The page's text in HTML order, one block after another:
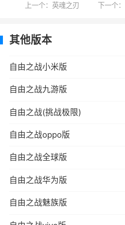
毒扩散，兽族人经历了亡灵
全部变成了不死生物，自由
灵的天下。
后来，热爱和平和生命
与不死战斗，净化整个世
界以后，又与世无争地退回
由之战大陆上战斗期间，受
生下了畸形后代，即地精
大陆。地精聪明异常，研发
明空前进步。同时地精经过
为他们自称为“人类”，并
自此，整个自由之战
上一个：英魂之刃 下一个
其他版本
自由之战小米版
自由之战九游版
自由之战(挑战极限)
自由之战oppo版
自由之战全球版
自由之战华为版
自由之战魅族版